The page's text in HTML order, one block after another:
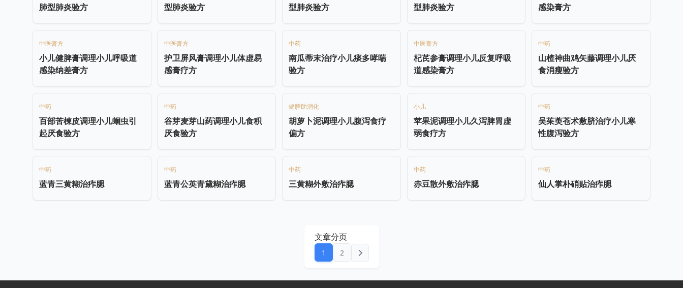
肺型肺炎验方
型肺炎验方
型肺炎验方
型肺炎验方
感染膏方
中医膏方
小儿健脾膏调理小儿呼吸道
感染纳差膏方
中医膏方
护卫屏风膏调理小儿体虚易
感膏疗方
中药
南瓜蒂末治疗小儿痰多哮喘
验方
中医膏方
杞芪参膏调理小儿反复呼吸
道感染膏方
中药
山楂神曲鸡矢藤调理小儿厌
食消瘦验方
中药
百部苦楝皮调理小儿蛔虫引
起厌食验方
中药
谷芽麦芽山药调理小儿食积
厌食验方
健脾助消化
胡萝卜泥调理小儿腹泻食疗
偏方
小儿
苹果泥调理小儿久泻脾胃虚
弱食疗方
中药
吴茱萸苍术敷脐治疗小儿寒
性腹泻验方
中药
蓝青三黄糊治痄腮
中药
蓝青公英青黛糊治痄腮
中药
三黄糊外敷治痄腮
中药
赤豆散外敷治痄腮
中药
仙人掌朴硝贴治痄腮
文章分页
1 2